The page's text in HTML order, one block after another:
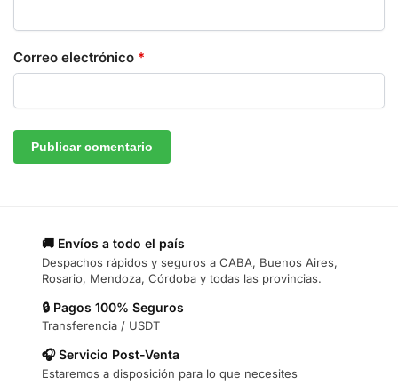
Correo electrónico *
🚚 Envíos a todo el país
Despachos rápidos y seguros a CABA, Buenos Aires,
Rosario, Mendoza, Córdoba y todas las provincias.
🔒 Pagos 100% Seguros
Transferencia / USDT
🎧 Servicio Post-Venta
Estaremos a disposición para lo que necesites